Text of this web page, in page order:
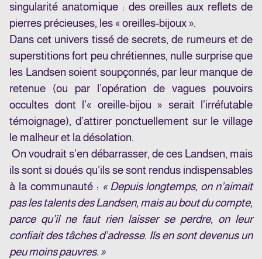
singularité anatomique : des oreilles aux reflets de
pierres précieuses, les « oreilles-bijoux ».
Dans cet univers tissé de secrets, de rumeurs et de
superstitions fort peu chrétiennes, nulle surprise que
les Landsen soient soupçonnés, par leur manque de
retenue (ou par l’opération de vagues pouvoirs
occultes dont l’« oreille-bijou » serait l’irréfutable
témoignage), d’attirer ponctuellement sur le village
le malheur et la désolation.
On voudrait s’en débarrasser, de ces Landsen, mais
ils sont si doués qu’ils se sont rendus indispensables
à la communauté : « Depuis longtemps, on n’aimait
pas les talents des Landsen, mais au bout du compte,
parce qu’il ne faut rien laisser se perdre, on leur
confiait des tâches d’adresse. Ils en sont devenus un
peu moins pauvres. »